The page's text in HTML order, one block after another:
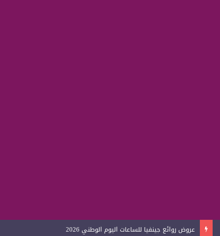
عروض روائع جينفيا للساعات اليوم الوطني 2026